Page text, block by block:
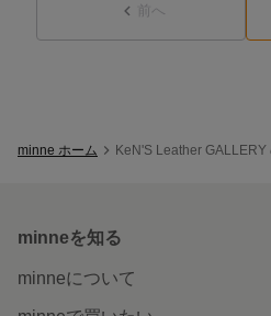
前へ
minne ホーム KeN'S Leather GALLERY
minneを知る
minneについて